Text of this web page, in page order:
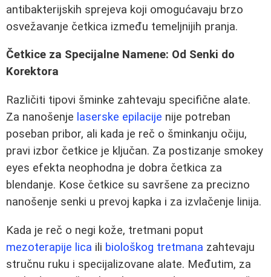
antibakterijskih sprejeva koji omogućavaju brzo
osvežavanje četkica između temeljnijih pranja.
Četkice za Specijalne Namene: Od Senki do
Korektora
Različiti tipovi šminke zahtevaju specifične alate.
Za nanošenje laserske epilacije nije potreban
poseban pribor, ali kada je reč o šminkanju očiju,
pravi izbor četkice je ključan. Za postizanje smokey
eyes efekta neophodna je dobra četkica za
blendanje. Kose četkice su savršene za precizno
nanošenje senki u prevoj kapka i za izvlačenje linija.
Kada je reč o negi kože, tretmani poput
mezoterapije lica ili biološkog tretmana zahtevaju
stručnu ruku i specijalizovane alate. Međutim, za